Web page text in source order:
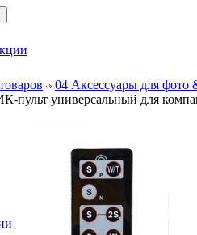
04 Аксессуары для фото
пульт универсальный для